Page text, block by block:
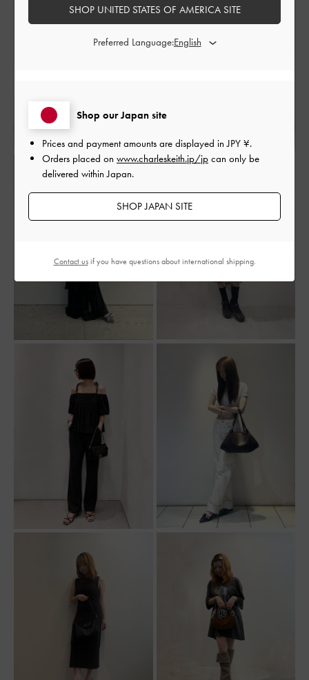
Shop our Japan site
Prices and payment amounts are displayed inJPY ¥.
Orders placed on www.charleskeith.jp/jp can only be
delivered within Japan.
SHOP JAPAN SITE
SHOP UNITED STATES OF AMERICA SITE
Preferred Language:
Contact usif you have questions about international shipping.